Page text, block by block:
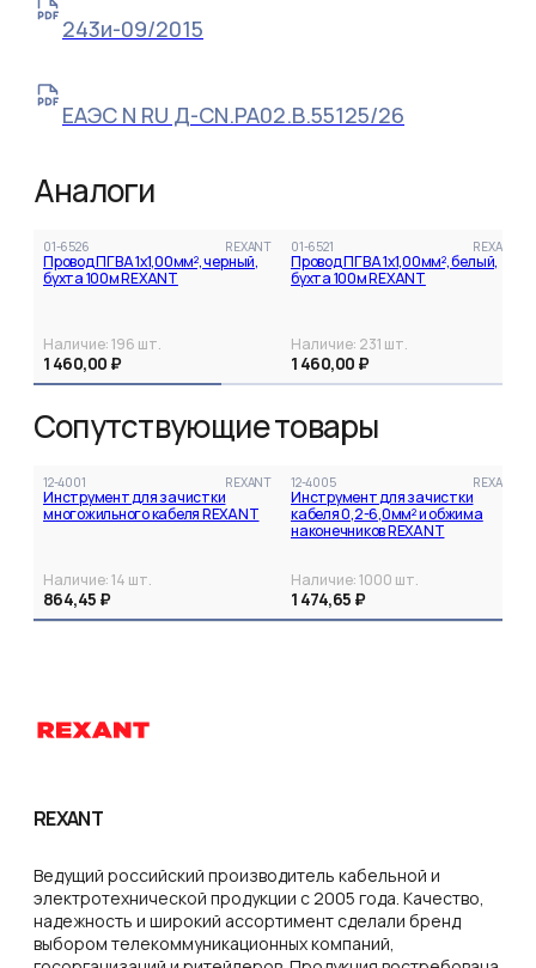
243и-09/2015
ЕАЭС N RU Д-CN.РА02.В.55125/26
Аналоги
01-6526 REXANT
Провод ПГВА 1х1,00мм², черный,
бухта 100м REXANT
Наличие:196 шт.
1 460,00 ₽
01-6521 REXANT
Провод ПГВА 1х1,00мм², белый,
бухта 100м REXANT
Наличие: 231 шт.
1 460,00 ₽
Сопутствующие товары
12-4001 REXANT
Инструмент для зачистки
многожильного кабеля REXANT
Наличие:14 шт.
864,45 ₽
12-4005 REXANT
Инструмент для зачистки
кабеля 0,2-6,0мм² и обжима
наконечников REXANT
Наличие:1000 шт.
1 474,65 ₽
REXANT
Ведущий российский производитель кабельной и
электротехнической продукции с 2005 года. Качество,
надежность и широкий ассортимент сделали бренд
выбором телекоммуникационных компаний,